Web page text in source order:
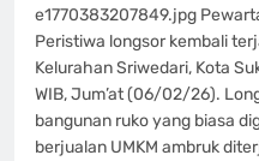
e1770383207849.jpg
Peristiwa longsor kembali
Kelurahan Sriwedari, Kota
WIB, Jum’at (06/02/26).
bangunan ruko yang biasa
berjualan UMKM ambruk